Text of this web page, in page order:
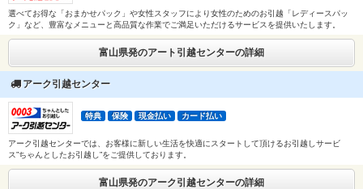
選べてお得な「おまかせパック」や女性スタッフにより女性のためのお引越「レディースパッ
ク」など、豊富なメニューと高品質な作業でご満足いただけるサービスを提供いたします。
富山県発のアート引越センターの詳細
アーク引越センター
特典 保険 現金払い カード払い
アーク引越センターでは、お客様に新しい生活を快適にスタートして頂けるお引越しサービ
ス”ちゃんとしたお引越し”をご提供しております。
富山県発のアーク引越センターの詳細